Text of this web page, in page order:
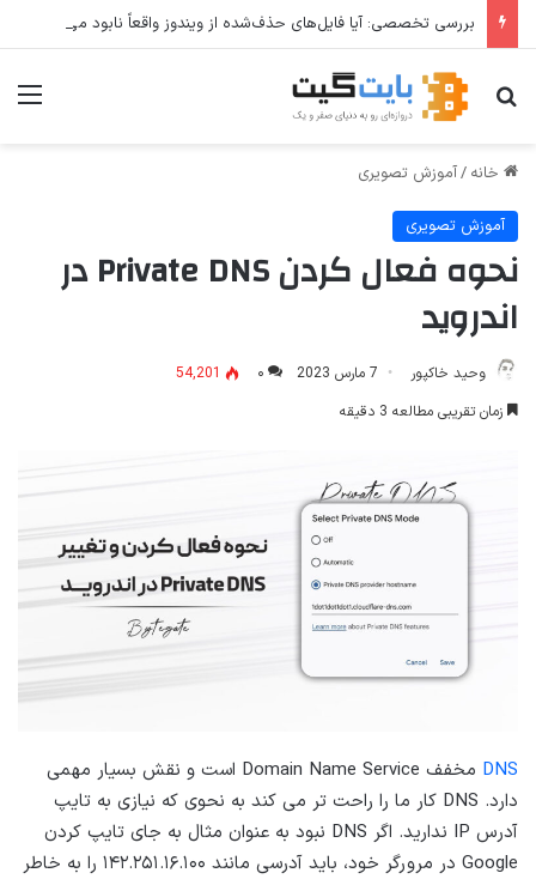
جستجو برای
خانه /آموزش تصویری
آموزش تصویری
نحوه فعال کردن Private DNS در
اندروید
وحید خاکپور 7 مارس 2023 ۰
54,201
زمان تقریبی مطالعه 3 دقیقه
DNS
مخفف Domain Name Service است و نقش بسیار مهمی
دارد. DNS کار ما را راحت تر می کند به نحوی که نیازی به تایپ
آدرس IP ندارید. اگر DNS نبود به عنوان مثال به جای تایپ کردن
Google در مرورگر خود، باید آدرسی مانند ۱۴۲.۲۵۱.۱۶.۱۰۰ را به خاطر